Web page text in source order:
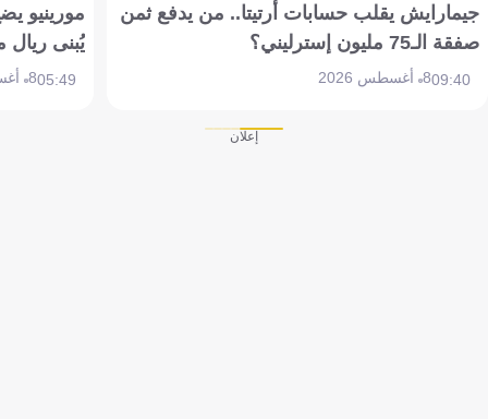
جيمارايش يقلب حسابات أرتيتا.. من يدفع ثمن
صفقة الـ75 مليون إسترليني؟
09:408 أغسطس 2026
مورينيو
يُبنى ريال
05:498 أغسطس 2026
إعلان